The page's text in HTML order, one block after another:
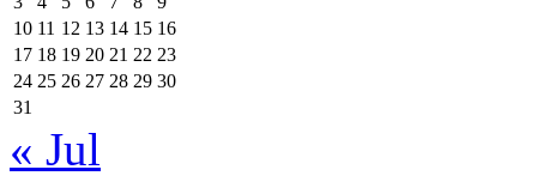
10 11 12 13 14 15 16
17 18 19 20 21 22 23
24 25 26 27 28 29 30
31
« Jul